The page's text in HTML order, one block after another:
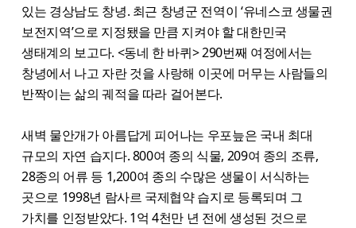
있는 경상남도 창녕. 최근 창녕군 전역이 ‘유네스코 생물권
보전지역’으로 지정됐을 만큼 지켜야 할 대한민국
생태계의 보고다. <동네 한 바퀴> 290번째 여정에서는
창녕에서 나고 자란 것을 사랑해 이곳에 머무는 사람들의
반짝이는 삶의 궤적을 따라 걸어본다.
새벽 물안개가 아름답게 피어나는 우포늪은 국내 최대
규모의 자연 습지다. 800여 종의 식물, 209여 종의 조류,
28종의 어류 등 1,200여 종의 수많은 생물이 서식하는
곳으로 1998년 람사르 국제협약 습지로 등록되며 그
가치를 인정받았다. 1억 4천만 년 전에 생성된 것으로